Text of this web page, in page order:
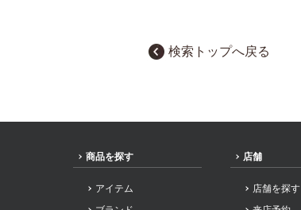
検索トップへ戻る
商品を探す
アイテム
店舗
店舗を探す